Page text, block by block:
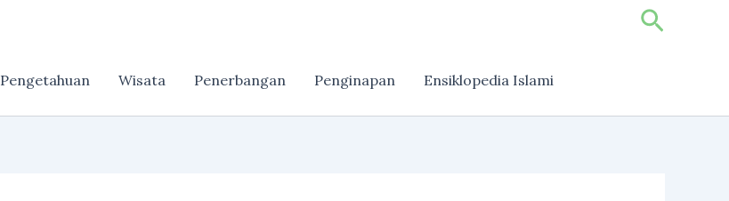
Search
Pengetahuan Wisata Penerbangan Penginapan Ensiklopedia Islami